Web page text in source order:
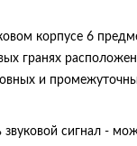
корпусе 6
гранях
и
сигнал -